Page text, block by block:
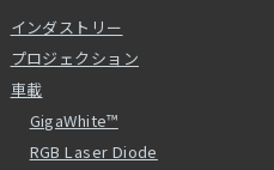
インダストリー
プロジェクション
車載
GigaWhite™
RGB Laser Diode